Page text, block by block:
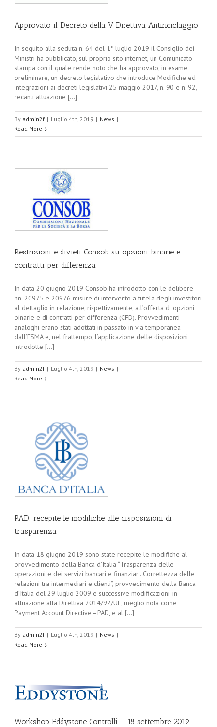
Approvato il Decreto della V Direttiva Antiriciclaggio
In seguito alla seduta n. 64 del 1° luglio 2019 il Consiglio dei
Ministri ha pubblicato, sul proprio sito internet, un Comunicato
stampa con il quale rende noto che ha approvato, in esame
preliminare, un decreto legislativo che introduce Modifiche ed
integrazioni ai decreti legislativi 25 maggio 2017, n. 90 e n. 92,
recanti attuazione [...]
By admin2f | Luglio 4th, 2019 | News |
Read More
Restrizioni e divieti Consob su opzioni binarie e
contratti per differenza
In data 20 giugno 2019 Consob ha introdotto con le delibere
nn. 20975 e 20976 misure di intervento a tutela degli investitori
al dettaglio in relazione, rispettivamente, all’offerta di opzioni
binarie e di contratti per differenza (CFD). Provvedimenti
analoghi erano stati adottati in passato in via temporanea
dall’ESMA e, nel frattempo, l’applicazione delle disposizioni
introdotte [...]
By admin2f | Luglio 4th, 2019 | News |
Read More
PAD: recepite le modifiche alle disposizioni di
trasparenza
In data 18 giugno 2019 sono state recepite le modifiche al
provvedimento della Banca d’Italia “Trasparenza delle
operazioni e dei servizi bancari e finanziari. Correttezza delle
relazioni tra intermediari e clienti”, provvedimento della Banca
d’Italia del 29 luglio 2009 e successive modificazioni, in
attuazione alla Direttiva 2014/92/UE, meglio nota come
Payment Account Directive—PAD, e al [...]
By admin2f | Luglio 4th, 2019 | News |
Read More
Workshop Eddystone Controlli – 18 settembre 2019